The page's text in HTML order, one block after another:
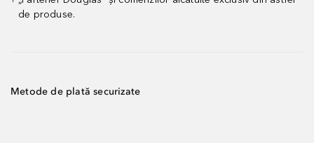
de produse.
Metode de plată securizate